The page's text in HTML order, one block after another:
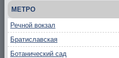
МЕТРО
Речной вокзал
Братиславская
Ботанический сад